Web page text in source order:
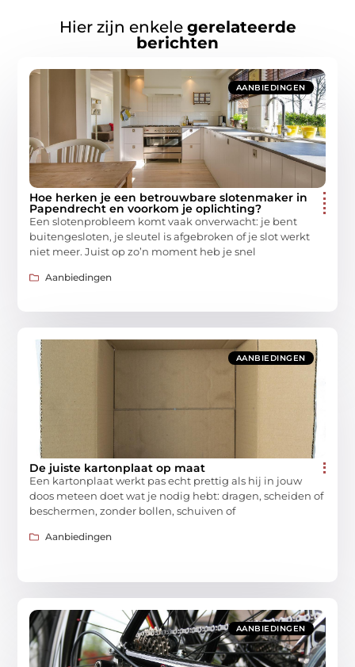
Hier zijn enkele gerelateerde
berichten
AANBIEDINGEN
Hoe herken je een betrouwbare slotenmaker in
Papendrecht en voorkom je oplichting?
Een slotenprobleem komt vaak onverwacht: je bent
buitengesloten, je sleutel is afgebroken of je slot werkt
niet meer. Juist op zo’n moment heb je snel
Aanbiedingen
AANBIEDINGEN
De juiste kartonplaat op maat
Een kartonplaat werkt pas echt prettig als hij in jouw
doos meteen doet wat je nodig hebt: dragen, scheiden of
beschermen, zonder bollen, schuiven of
Aanbiedingen
AANBIEDINGEN